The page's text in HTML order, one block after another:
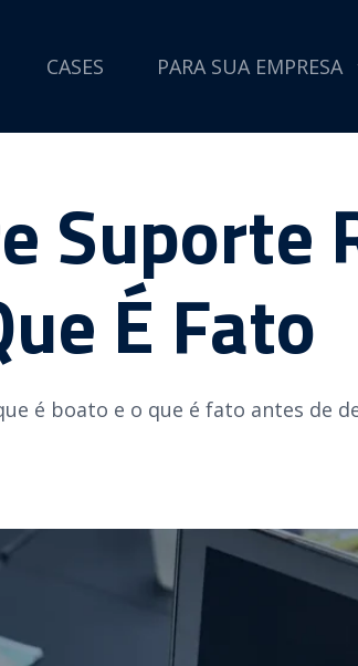
CASES PARA SUA EMPRESA
Suporte
É Fato
é boato e o que é fato antes de